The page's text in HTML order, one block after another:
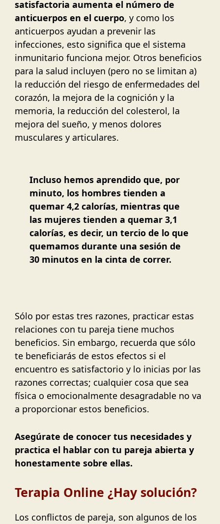
satisfactoria aumenta el número de
anticuerpos en el cuerpo, y como los
anticuerpos ayudan a prevenir las
infecciones, esto significa que el sistema
inmunitario funciona mejor. Otros beneficios
para la salud incluyen (pero no se limitan a)
la reducción del riesgo de enfermedades del
corazón, la mejora de la cognición y la
memoria, la reducción del colesterol, la
mejora del sueño, y menos dolores
musculares y articulares.
Incluso hemos aprendido que, por
minuto, los hombres tienden a
quemar 4,2 calorías, mientras que
las mujeres tienden a quemar 3,1
calorías, es decir, un tercio de lo que
quemamos durante una sesión de
30 minutos en la cinta de correr.
Sólo por estas tres razones, practicar estas
relaciones con tu pareja tiene muchos
beneficios. Sin embargo, recuerda que sólo
te beneficiarás de estos efectos si el
encuentro es satisfactorio y lo inicias por las
razones correctas; cualquier cosa que sea
física o emocionalmente desagradable no va
a proporcionar estos beneficios.
Asegúrate de conocer tus necesidades y
practica el hablar con tu pareja abierta y
honestamente sobre ellas.
Terapia Online ¿Hay solución?
Los conflictos de pareja, son algunos de los